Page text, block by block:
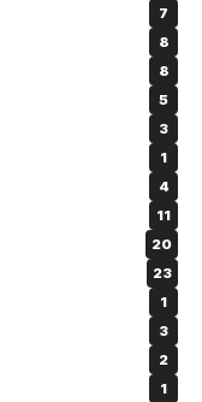
7
8
8
5
3
1
4
11
20
23
1
3
2
1